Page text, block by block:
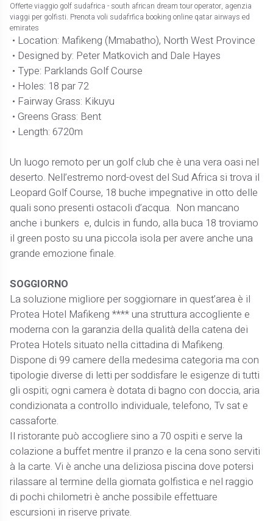
Offerte viaggio golf sudafrica - south african dream tour operator, agenzia
viaggi per golfisti. Prenota voli sudafrfica booking online qatar airways ed
emirates
• Location: Mafikeng (Mmabatho), North West Province
• Designed by: Peter Matkovich and Dale Hayes
• Type: Parklands Golf Course
• Holes: 18 par 72
• Fairway Grass: Kikuyu
• Greens Grass: Bent
• Length: 6720m
Un luogo remoto per un golf club che è una vera oasi nel
deserto. Nell’estremo nord-ovest del Sud Africa si trova il
Leopard Golf Course, 18 buche impegnative in otto delle
quali sono presenti ostacoli d’acqua. Non mancano
anche i bunkers e, dulcis in fundo, alla buca 18 troviamo
il green posto su una piccola isola per avere anche una
grande emozione finale.
SOGGIORNO
La soluzione migliore per soggiornare in quest’area è il
Protea Hotel Mafikeng **** una struttura accogliente e
moderna con la garanzia della qualità della catena dei
Protea Hotels situato nella cittadina di Mafikeng.
Dispone di 99 camere della medesima categoria ma con
tipologie diverse di letti per soddisfare le esigenze di tutti
gli ospiti; ogni camera è dotata di bagno con doccia, aria
condizionata a controllo individuale, telefono, Tv sat e
cassaforte.
Il ristorante può accogliere sino a 70 ospiti e serve la
colazione a buffet mentre il pranzo e la cena sono serviti
à la carte. Vi è anche una deliziosa piscina dove potersi
rilassare al termine della giornata golfistica e nel raggio
di pochi chilometri è anche possibile effettuare
escursioni in riserve private.